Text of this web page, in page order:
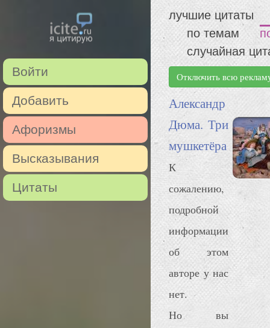
Войти
Добавить
Афоризмы
Высказывания
Цитаты
лучшие цитаты
по темам
случайная
Отключить всю
Александр
Дюма. Три
мушкетёра
К
сожалению,
подробной
информации
об этом
авторе у нас
нет.
Но вы